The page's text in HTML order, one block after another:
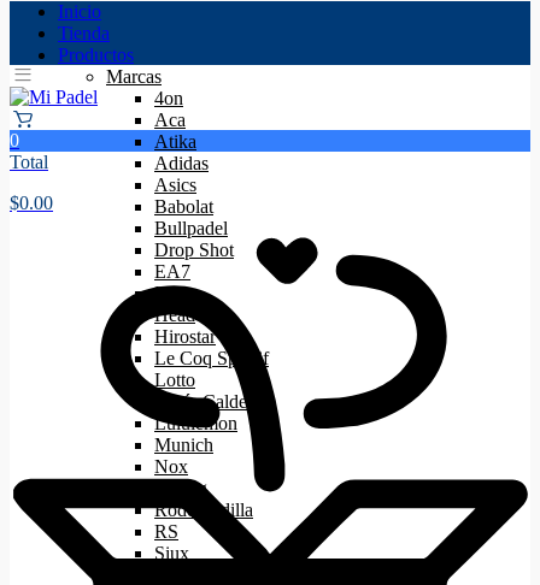
Inicio
Tienda
Productos
Marcas
4on
Aca
Atika
Adidas
Asics
Babolat
Bullpadel
Drop Shot
EA7
Floky
Head
Hirostar
Le Coq Sportif
Lotto
Lucía Calderón
Lululemon
Munich
Nox
Oxdog
Rodo Padilla
RS
Siux
0
Total
$0.00